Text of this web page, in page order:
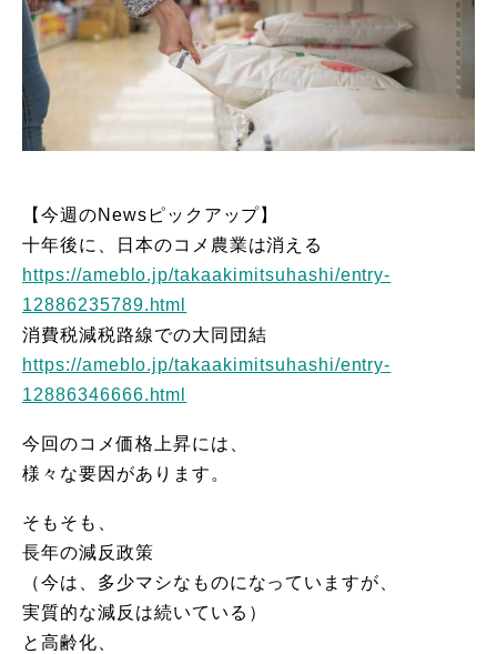
【今週のNewsピックアップ】
十年後に、日本のコメ農業は消える
https://ameblo.jp/takaakimitsuhashi/entry-
12886235789.html
消費税減税路線での大同団結
https://ameblo.jp/takaakimitsuhashi/entry-
12886346666.html
今回のコメ価格上昇には、
様々な要因があります。
そもそも、
長年の減反政策
（今は、多少マシなものになっていますが、
実質的な減反は続いている）
と高齢化、